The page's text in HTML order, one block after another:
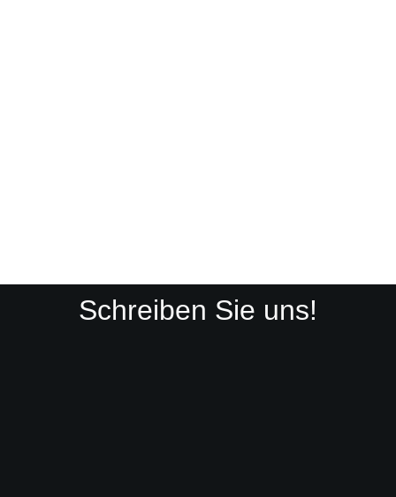
Schreiben Sie uns!